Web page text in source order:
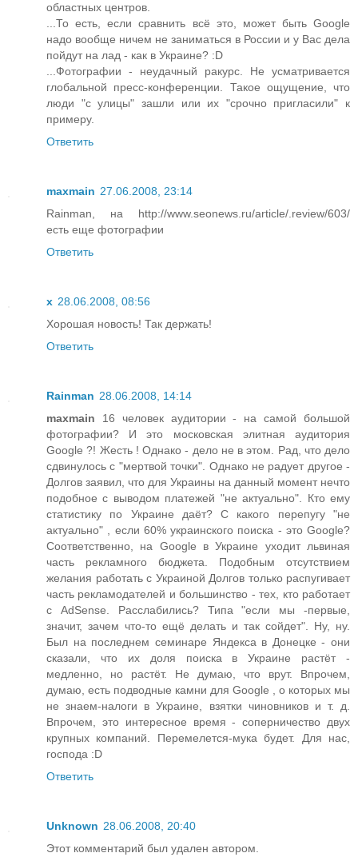
областных центров.
...То есть, если сравнить всё это, может быть Google
надо вообще ничем не заниматься в России и у Вас дела
пойдут на лад - как в Украине? :D
...Фотографии - неудачный ракурс. Не усматривается
глобальной пресс-конференции. Такое ощущение, что
люди "с улицы" зашли или их "срочно пригласили" к
примеру.
Ответить
maxmain 27.06.2008, 23:14
Rainman, на http://www.seonews.ru/article/.review/603/
есть еще фотографии
Ответить
x 28.06.2008, 08:56
Хорошая новость! Так держать!
Ответить
Rainman 28.06.2008, 14:14
maxmain 16 человек аудитории - на самой большой
фотографии? И это московская элитная аудитория
Google ?! Жесть ! Однако - дело не в этом. Рад, что дело
сдвинулось с "мертвой точки". Однако не радует другое -
Долгов заявил, что для Украины на данный момент нечто
подобное с выводом платежей "не актуально". Кто ему
статистику по Украине даёт? С какого перепугу "не
актуально" , если 60% украинского поиска - это Google?
Соответственно, на Google в Украине уходит львиная
часть рекламного бюджета. Подобным отсутствием
желания работать с Украиной Долгов только распугивает
часть рекламодателей и большинство - тех, кто работает
с AdSense. Расслабились? Типа "если мы -первые,
значит, зачем что-то ещё делать и так сойдет". Ну, ну.
Был на последнем семинаре Яндекса в Донецке - они
сказали, что их доля поиска в Украине растёт -
медленно, но растёт. Не думаю, что врут. Впрочем,
думаю, есть подводные камни для Google , о которых мы
не знаем-налоги в Украине, взятки чиновников и т. д.
Впрочем, это интересное время - соперничество двух
крупных компаний. Перемелется-мука будет. Для нас,
господа :D
Ответить
Unknown 28.06.2008, 20:40
Этот комментарий был удален автором.